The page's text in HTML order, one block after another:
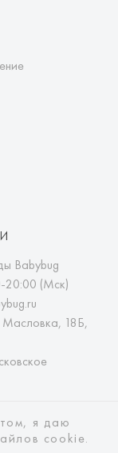
Babybug
20:00 (Мск)
Масловка, 18Б,
я даю
cookie.